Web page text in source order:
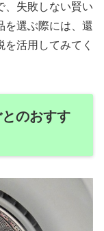
、失敗しない賢い
を選ぶ際には、還
活用してみてく
のおすす